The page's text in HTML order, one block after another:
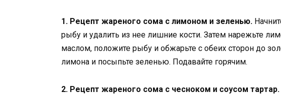
1. Рецепт жареного сома с лимоном и зеленью.
рыбу и удалить из нее лишние кости. Затем нарежьте
маслом, положите рыбу и обжарьте с обеих сторон до
лимона и посыпьте зеленью. Подавайте горячим.
2. Рецепт жареного сома с чесноком и соусом тартар.